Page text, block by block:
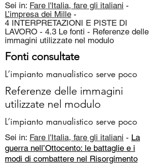
Sei in: Fare l'Italia, fare gli italiani -
L’impresa dei Mille -
4 INTERPRETAZIONI E PISTE DI
LAVORO - 4.3 Le fonti - Referenze delle
immagini utilizzate nel modulo
Fonti consultate
L’impianto manualistico serve poco
Referenze delle immagini
utilizzate nel modulo
L’impianto manualistico serve poco
Sei in: Fare l'Italia, fare gli italiani - La
guerra nell’Ottocento: le battaglie e i
modi di combattere nel Risorgimento